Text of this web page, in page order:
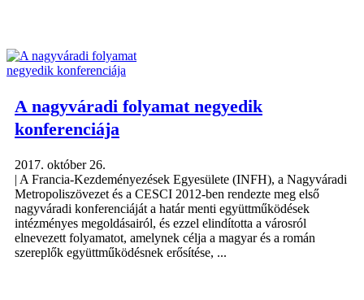
A nagyváradi folyamat negyedik
konferenciája
2017. október 26.
| A Francia-Kezdeményezések Egyesülete (INFH), a Nagyváradi
Metropoliszövezet és a CESCI 2012-ben rendezte meg első
nagyváradi konferenciáját a határ menti együttműködések
intézményes megoldásairól, és ezzel elindította a városról
elnevezett folyamatot, amelynek célja a magyar és a román
szereplők együttműködésnek erősítése, ...